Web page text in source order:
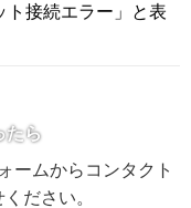
ト接続エラー」と表
たら
ームからコンタクト
ださい。